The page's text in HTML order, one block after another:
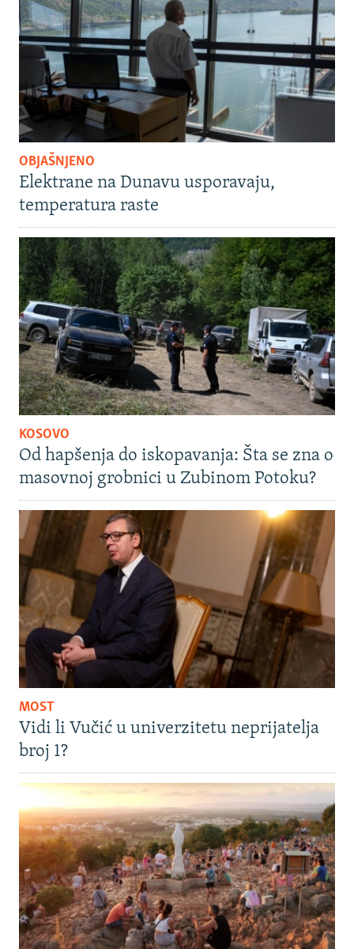
OBJAŠNJENO
Elektrane na Dunavu usporavaju,
temperatura raste
KOSOVO
Od hapšenja do iskopavanja: Šta se zna o
masovnoj grobnici u Zubinom Potoku?
MOST
Vidi li Vučić u univerzitetu neprijatelja
broj 1?